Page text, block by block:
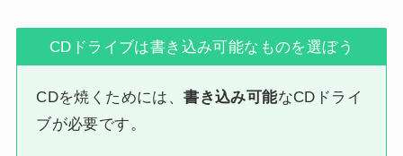
CDドライブは書き込み可能なものを選ぼう
CDを焼くためには、書き込み可能なCDドライ
ブが必要です。